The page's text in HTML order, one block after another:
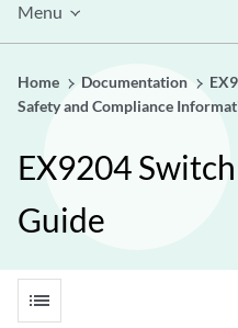
Menu
Home Documentation
Safety and Compliance
EX9204
Guide
list